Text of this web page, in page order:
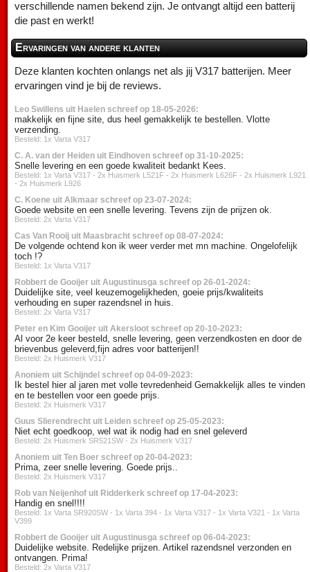
verschillende namen bekend zijn. Je ontvangt altijd een batterij
die past en werkt!
Ervaringen van andere klanten
Deze klanten kochten onlangs net als jij V317 batterijen. Meer
ervaringen vind je bij de reviews.
Leo Swillens uit Haelen schreef op 18-05-2026:
makkelijk en fijne site, dus heel gemakkelijk te bestellen. Vlotte
verzending.
Besteld: 1x Varta V317
C. A. van der Heiden uit Eindhoven schreef op 31-10-2025:
Snelle levering en een goede kwaliteit bedankt Kees.
Besteld: 1x Varta V317 - 2x Huismerk L521F - 2x Huismerk L626F - 2x Huismerk L921
- 2x Huismerk L926
C. Koene uit Alkmaar schreef op 23-07-2024:
Goede website en een snelle levering. Tevens zijn de prijzen ok.
Besteld: 2x Varta V317
Cas Van Rooij uit Maasbracht schreef op 08-07-2024:
De volgende ochtend kon ik weer verder met mn machine. Ongelofelijk
toch !?
Besteld: 1x Varta V317
Robbert de Gooijer uit Augustinusga schreef op 26-01-2024:
Duidelijke site, veel keuzemogelijkheden, goeie prijs/kwaliteits
verhouding en super razendsnel in huis.
Besteld: 2x Varta V317
Peter en Kim Gooijer uit Akersloot schreef op 20-10-2023:
Al voor 2e keer besteld, snelle levering, geen verzendkosten en door de
brievenbus geleverd,fijn adres voor batterijen!!
Besteld: 2x Huismerk V317
Anoniem uit Schijndel schreef op 04-09-2023:
Ik bestel hier al jaren met volle tevredenheid Gemakkelijk alles te vinden
en te bestellen voor een goede prijs.
Besteld: 2x Huismerk V317
Guus Slierendrecht uit Leiden schreef op 25-05-2023:
Niet echt goedkoop, wel wat ik nodig had en snel geleverd
Besteld: 2x Huismerk SR521SW - 2x Huismerk V317
Anoniem uit Ten Boer schreef op 20-04-2023:
Prima, zeer snelle levering. Goede prijs..
Besteld: 2x Huismerk V317
Rob van Neijenhof uit Ridderkerk schreef op 17-04-2023:
Handig en snel!!!!
Besteld: 1x Varta SR920SW - 1x Varta 394 - 1x Varta V317 - 1x Varta V321 - 1x Varta
V399
Robbert de Gooijer uit Augustinusga schreef op 06-04-2023:
Duidelijke website. Redelijke prijzen. Artikel razendsnel verzonden en
ontvangen. Prima!
Besteld: 2x Varta V317